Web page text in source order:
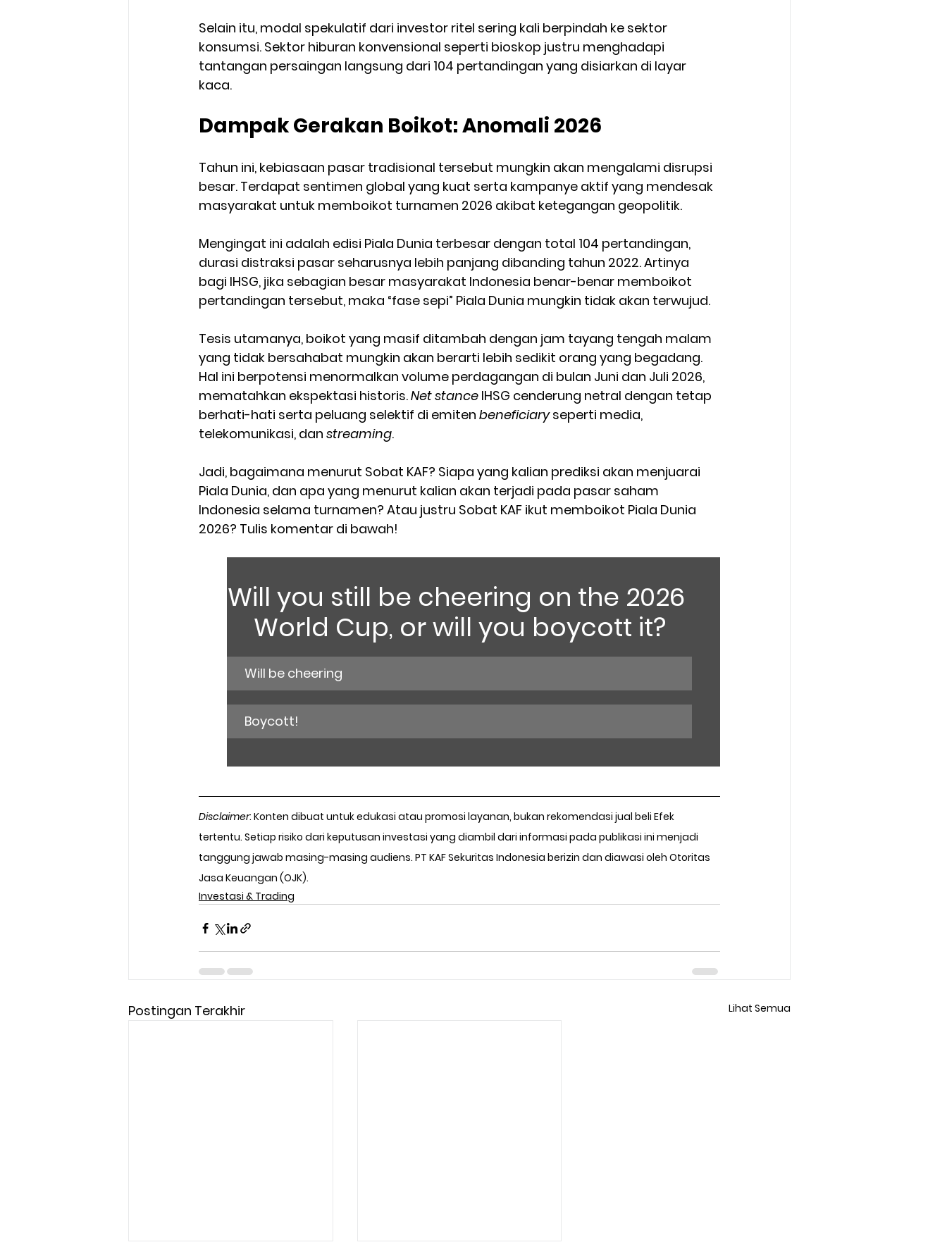
Selain itu, modal spekulatif dari investor ritel sering kali berpindah ke sektor
konsumsi. Sektor hiburan konvensional seperti bioskop justru menghadapi
tantangan persaingan langsung dari 104 pertandingan yang disiarkan di layar
kaca.
Dampak Gerakan Boikot: Anomali 2026
Tahun ini, kebiasaan pasar tradisional tersebut mungkin akan mengalami disrupsi
besar. Terdapat sentimen global yang kuat serta kampanye aktif yang mendesak
masyarakat untuk memboikot turnamen 2026 akibat ketegangan geopolitik.
Mengingat ini adalah edisi Piala Dunia terbesar dengan total 104 pertandingan,
durasi distraksi pasar seharusnya lebih panjang dibanding tahun 2022. Artinya
bagi IHSG, jika sebagian besar masyarakat Indonesia benar-benar memboikot
pertandingan tersebut, maka “fase sepi” Piala Dunia mungkin tidak akan terwujud.
Tesis utamanya, boikot yang masif ditambah dengan jam tayang tengah malam
yang tidak bersahabat mungkin akan berarti lebih sedikit orang yang begadang.
Hal ini berpotensi menormalkan volume perdagangan di bulan Juni dan Juli 2026,
mematahkan ekspektasi historis. Net stance IHSG cenderung netral dengan tetap
berhati-hati serta peluang selektif di emiten beneficiary seperti media,
telekomunikasi, dan streaming.
Jadi, bagaimana menurut Sobat KAF? Siapa yang kalian prediksi akan menjuarai
Piala Dunia, dan apa yang menurut kalian akan terjadi pada pasar saham
Indonesia selama turnamen? Atau justru Sobat KAF ikut memboikot Piala Dunia
2026? Tulis komentar di bawah!
Will you still be cheering on the 2026
World Cup, or will you boycott it?
Will be cheering
Boycott!
Disclaimer: Konten dibuat untuk edukasi atau promosi layanan, bukan rekomendasi jual beli Efek
tertentu. Setiap risiko dari keputusan investasi yang diambil dari informasi pada publikasi ini menjadi
tanggung jawab masing-masing audiens. PT KAF Sekuritas Indonesia berizin dan diawasi oleh Otoritas
Jasa Keuangan (OJK).
Investasi & Trading
Postingan Terakhir Lihat Semua